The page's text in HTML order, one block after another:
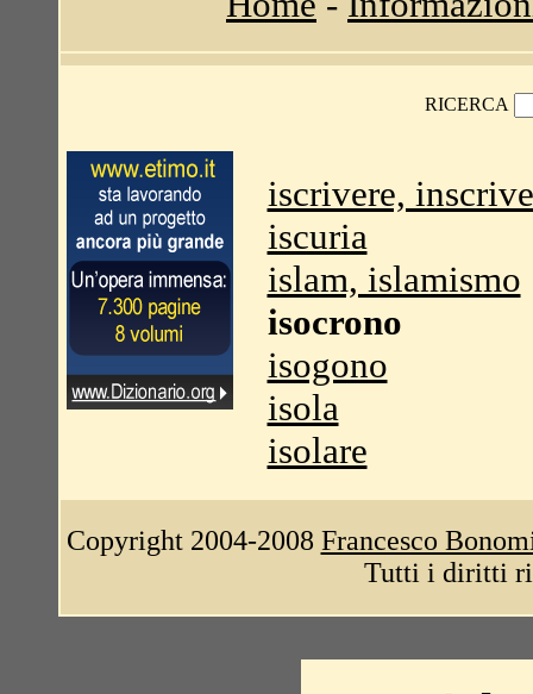
RICERCA
iscrivere,
iscuria
islam, islamismo
isocrono
isogono
isola
isolare
Copyright 2004-2008 Francesco
Tutti i diritti